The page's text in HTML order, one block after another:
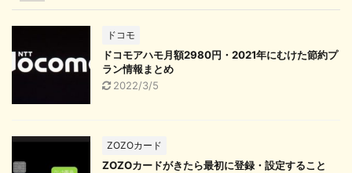
ドコモ
ドコモアハモ月額2980円・2021年にむけた節約プ
ラン情報まとめ
2022/3/5
ZOZOカード
ZOZOカードがきたら最初に登録・設定すること